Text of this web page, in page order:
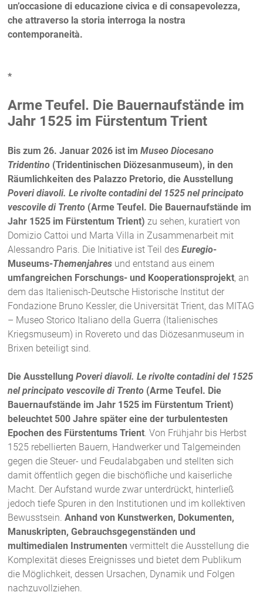
un’occasione di educazione civica e di consapevolezza,
che attraverso la storia interroga la nostra
contemporaneità.
*
Arme Teufel. Die Bauernaufstände im
Jahr 1525 im Fürstentum Trient
Bis zum 26. Januar 2026 ist imMuseo Diocesano
Tridentino (Tridentinischen Diözesanmuseum), in den
Räumlichkeiten des Palazzo Pretorio, die Ausstellung
Poveri diavoli. Le rivolte contadini del 1525 nel principato
vescovile di Trento (Arme Teufel. Die Bauernaufstände im
Jahr 1525 im Fürstentum Trient)zu sehen, kuratiert von
Domizio Cattoi und Marta Villa in Zusammenarbeit mit
Alessandro Paris. Die Initiative ist Teil desEuregio-
Museums-Themenjahres und entstand aus einem
umfangreichen Forschungs- und Kooperationsprojekt, an
dem das Italienisch-Deutsche Historische Institut der
Fondazione Bruno Kessler, die Universität Trient, das MITAG
– Museo Storico Italiano della Guerra (Italienisches
Kriegsmuseum) in Rovereto und das Diözesanmuseum in
Brixen beteiligt sind.
Die AusstellungPoveri diavoli. Le rivolte contadini del 1525
nel principato vescovile di Trento (Arme Teufel. Die
Bauernaufstände im Jahr 1525 im Fürstentum Trient)
beleuchtet 500 Jahre später eine der turbulentesten
Epochen des Fürstentums Trient. Von Frühjahr bis Herbst
1525 rebellierten Bauern, Handwerker und Talgemeinden
gegen die Steuer- und Feudalabgaben und stellten sich
damit öffentlich gegen die bischöfliche und kaiserliche
Macht. Der Aufstand wurde zwar unterdrückt, hinterließ
jedoch tiefe Spuren in den Institutionen und im kollektiven
Bewusstsein.Anhand von Kunstwerken, Dokumenten,
Manuskripten, Gebrauchsgegenständen und
multimedialen Instrumenten vermittelt die Ausstellung die
Komplexität dieses Ereignisses und bietet dem Publikum
die Möglichkeit, dessen Ursachen, Dynamik und Folgen
nachzuvollziehen.